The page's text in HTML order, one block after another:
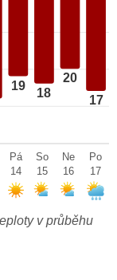
19
18
20
17
Pá
14
So
15
Ne
16
Po
17
v průběhu